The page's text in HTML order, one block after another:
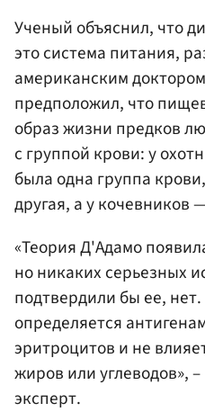
Ученый объяснил, что
это система питания,
американским
предположил, что
образ жизни предков
с группой крови: у
была одна группа
другая, а у кочевников
«Теория Д'Адамо
но никаких серьезных
подтвердили бы ее,
определяется
эритроцитов и не
жиров или углеводов», –
эксперт.